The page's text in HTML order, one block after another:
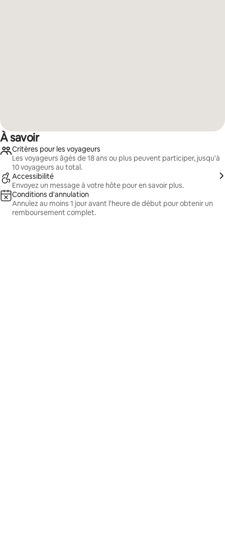
À savoir
Critères pour les voyageurs
Les voyageurs âgés de 18 ans ou plus peuvent participer, jusqu'à
10 voyageurs au total.
Accessibilité
Envoyez un message à votre hôte pour en savoir plus.
Conditions d'annulation
Annulez au moins 1 jour avant l'heure de début pour obtenir un
remboursement complet.